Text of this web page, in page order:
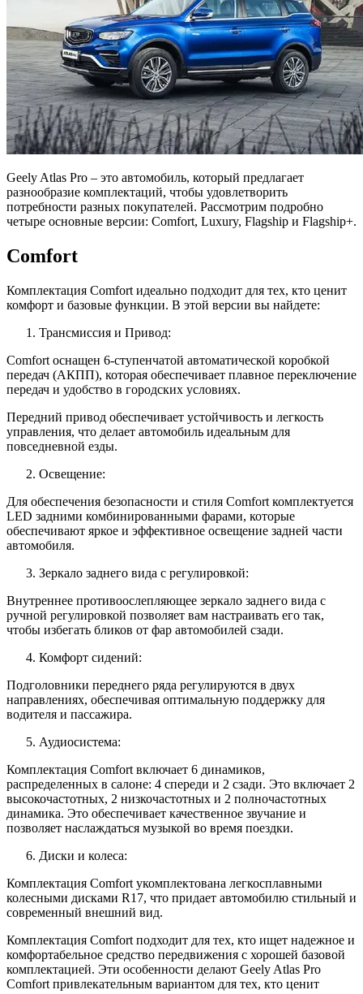
Geely Atlas Pro – это автомобиль, который предлагает
разнообразие комплектаций, чтобы удовлетворить
потребности разных покупателей. Рассмотрим подробно
четыре основные версии: Comfort, Luxury, Flagship и Flagship+.
Comfort
Комплектация Comfort идеально подходит для тех, кто ценит
комфорт и базовые функции. В этой версии вы найдете:
Трансмиссия и Привод:
Comfort оснащен 6-ступенчатой автоматической коробкой
передач (АКПП), которая обеспечивает плавное переключение
передач и удобство в городских условиях.
Передний привод обеспечивает устойчивость и легкость
управления, что делает автомобиль идеальным для
повседневной езды.
Освещение:
Для обеспечения безопасности и стиля Comfort комплектуется
LED задними комбинированными фарами, которые
обеспечивают яркое и эффективное освещение задней части
автомобиля.
Зеркало заднего вида с регулировкой:
Внутреннее противоослепляющее зеркало заднего вида с
ручной регулировкой позволяет вам настраивать его так,
чтобы избегать бликов от фар автомобилей сзади.
Комфорт сидений:
Подголовники переднего ряда регулируются в двух
направлениях, обеспечивая оптимальную поддержку для
водителя и пассажира.
Аудиосистема:
Комплектация Comfort включает 6 динамиков,
распределенных в салоне: 4 спереди и 2 сзади. Это включает 2
высокочастотных, 2 низкочастотных и 2 полночастотных
динамика. Это обеспечивает качественное звучание и
позволяет наслаждаться музыкой во время поездки.
Диски и колеса:
Комплектация Comfort укомплектована легкосплавными
колесными дисками R17, что придает автомобилю стильный и
современный внешний вид.
Комплектация Comfort подходит для тех, кто ищет надежное и
комфортабельное средство передвижения с хорошей базовой
комплектацией. Эти особенности делают Geely Atlas Pro
Comfort привлекательным вариантом для тех, кто ценит